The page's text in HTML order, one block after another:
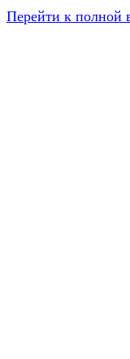
Перейти к полной